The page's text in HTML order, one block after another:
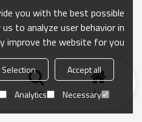
منزل بحث
you with the best possible
to analyze user behavior in
improve the website for you.
Accept all
Selection
Necessary
Analytics